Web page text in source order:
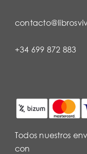
+34 699 872 883
Todos nuestros
con